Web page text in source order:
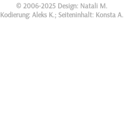
© 2006-2025 Design: Natali M.
Kodierung: Aleks K.; Seiteninhalt: Konsta A.